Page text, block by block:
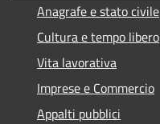
Anagrafe e stato civile
Cultura e tempo libero
Vita lavorativa
Imprese e Commercio
Appalti pubblici